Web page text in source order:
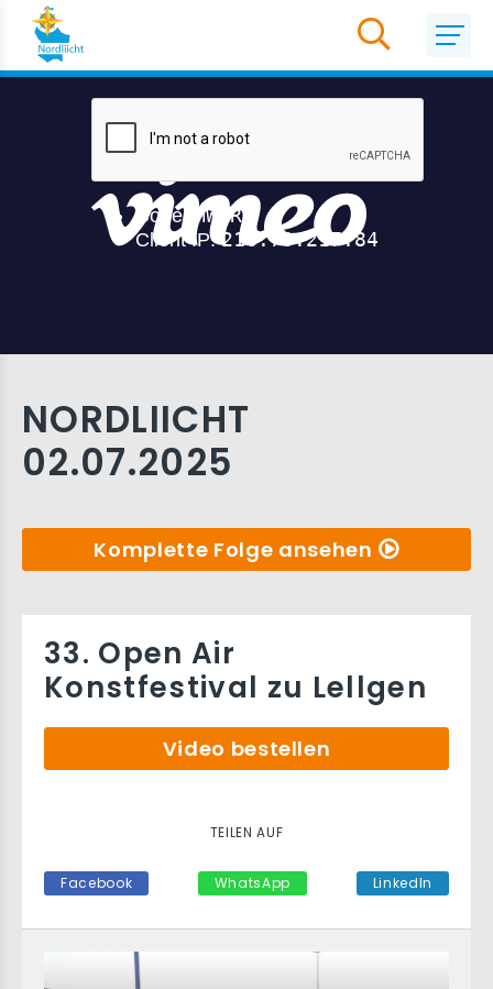
NORDLIICHT
02.07.2025
Komplette Folge ansehen
33. Open Air
Konstfestival zu Lellgen
Video bestellen
TEILEN AUF
Facebook WhatsApp LinkedIn